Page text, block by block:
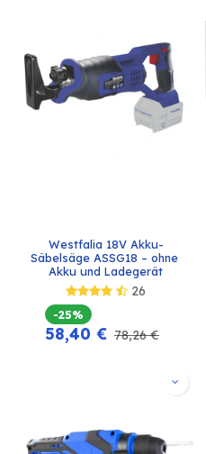
Westfalia 18V Akku-
Säbelsäge ASSG18 – ohne
Akku und Ladegerät
26
-25%
58,40 € 78,26€